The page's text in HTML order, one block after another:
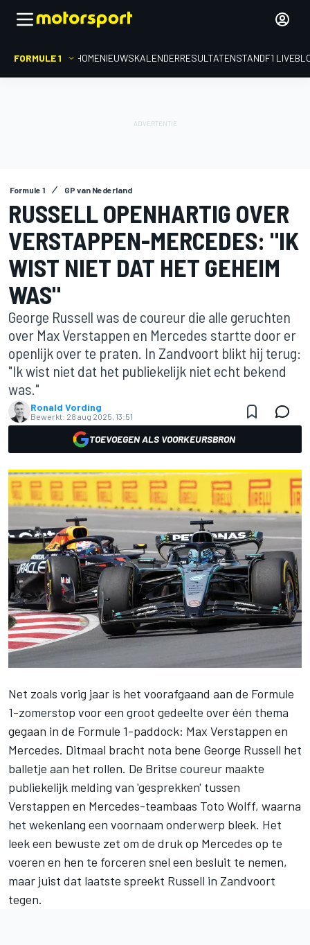
FORMULE 1 HOMENIEUWSKALENDERRESULTATENSTANDF1
Formule 1 GP van Nederland
RUSSELL OPENHARTIG OVER
VERSTAPPEN-MERCEDES: "IK
WIST NIET DAT HET GEHEIM
WAS"
George Russell was de coureur die alle geruchten
over Max Verstappen en Mercedes startte door er
openlijk over te praten. In Zandvoort blikt hij terug:
"Ik wist niet dat het publiekelijk niet echt bekend
was."
Ronald Vording
Bewerkt: 28 aug 2025, 13:51
TOEVOEGEN ALS VOORKEURSBRON
Net zoals vorig jaar is het voorafgaand aan de Formule
1-zomerstop voor een groot gedeelte over één thema
gegaan in de Formule 1-paddock: Max Verstappen en
Mercedes. Ditmaal bracht nota bene George Russell het
balletje aan het rollen. De Britse coureur maakte
publiekelijk melding van 'gesprekken' tussen
Verstappen en Mercedes-teambaas Toto Wolff, waarna
het wekenlang een voornaam onderwerp bleek. Het
leek een bewuste zet om de druk op Mercedes op te
voeren en hen te forceren snel een besluit te nemen,
maar juist dat laatste spreekt Russell in Zandvoort
tegen.